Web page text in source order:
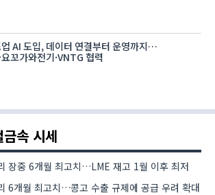
AI 도입, 데이터 연결부터 운영까지…
꼬가와전기·VNTG 협력
속 시세
장중 6개월 최고치…LME 재고 1월 이후 최저
6개월 최고치…콩고 수출 규제에 공급 우려 확대